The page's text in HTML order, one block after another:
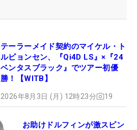
テーラーメイド契約のマイケル・ト
ルビョンセン、『Qi4D LS』×『24
ベンタスブラック』でツアー初優
勝！【WITB】
2026年8月3日 (月) 12時23分 19
お助けドルフィンが激スピン